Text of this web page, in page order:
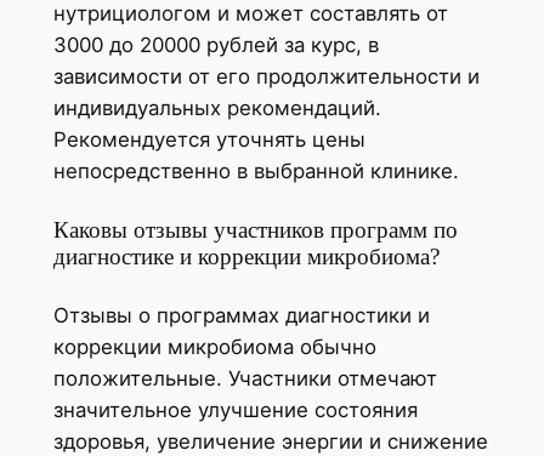
нутрициологом и может составлять от
3000 до 20000 рублей за курс, в
зависимости от его продолжительности и
индивидуальных рекомендаций.
Рекомендуется уточнять цены
непосредственно в выбранной клинике.
Каковы отзывы участников программ по
диагностике и коррекции микробиома?
Отзывы о программах диагностики и
коррекции микробиома обычно
положительные. Участники отмечают
значительное улучшение состояния
здоровья, увеличение энергии и снижение